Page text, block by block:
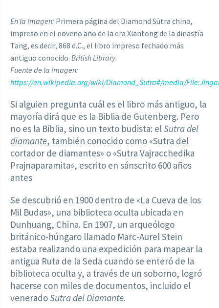
En la imagen: Primera página del Diamond Sūtra chino,
impreso en el noveno año de la era Xiantong de la dinastía
Tang, es decir, 868 d.C., el libro impreso fechado más
antiguo conocido. British Library.
Fuente de la imagen:
https://en.wikipedia.org/wiki/Diamond_Sutra#/media/
Si alguien pregunta cuál es el libro más antiguo, la
mayoría dirá que es la Biblia de Gutenberg. Pero
no es la Biblia, sino un texto budista: elSutra del
diamante, también conocido como «Sutra del
cortador de diamantes» o «Sutra Vajracchedika
Prajnaparamita», escrito en sánscrito 600 años
antes
Se descubrió en 1900 dentro de «La Cueva de los
Mil Budas», una biblioteca oculta ubicada en
Dunhuang, China. En 1907, un arqueólogo
británico-húngaro llamado Marc-Aurel Stein
estaba realizando una expedición para mapear la
antigua Ruta de la Seda cuando se enteró de la
biblioteca oculta y, a través de un soborno, logró
hacerse con miles de documentos, incluido el
veneradoSutra del Diamante.